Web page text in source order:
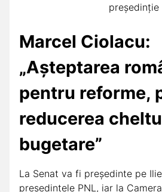
președinție
Marcel Ciolacu:
„Așteptarea
pentru reforme,
reducerea
bugetare”
La Senat va fi președinte pe
președintele PNL, iar la